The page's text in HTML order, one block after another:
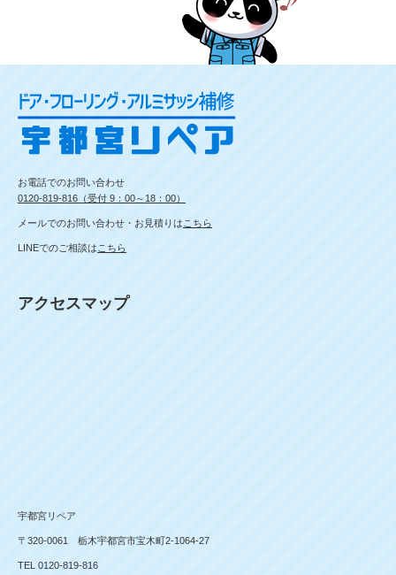
お電話でのお問い合わせ
0120-819-816（受付 9：00～18：00）
メールでのお問い合わせ・お見積りは こちら
LINEでのご相談は こちら
アクセスマップ
宇都宮リペア
〒320-0061 栃木宇都宮市宝木町2-1064-27
TEL 0120-819-816